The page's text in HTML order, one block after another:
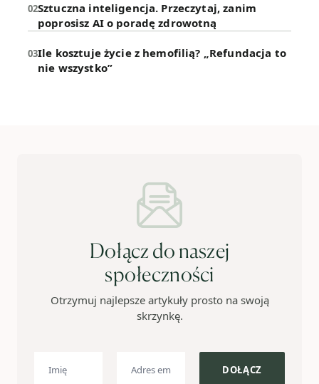
Sztuczna inteligencja. Przeczytaj, zanim
poprosisz AI o poradę zdrowotną
Ile kosztuje życie z hemofilią? „Refundacja to
nie wszystko”
Dołącz do naszej
społeczności
Otrzymuj najlepsze artykuły prosto na swoją
skrzynkę.